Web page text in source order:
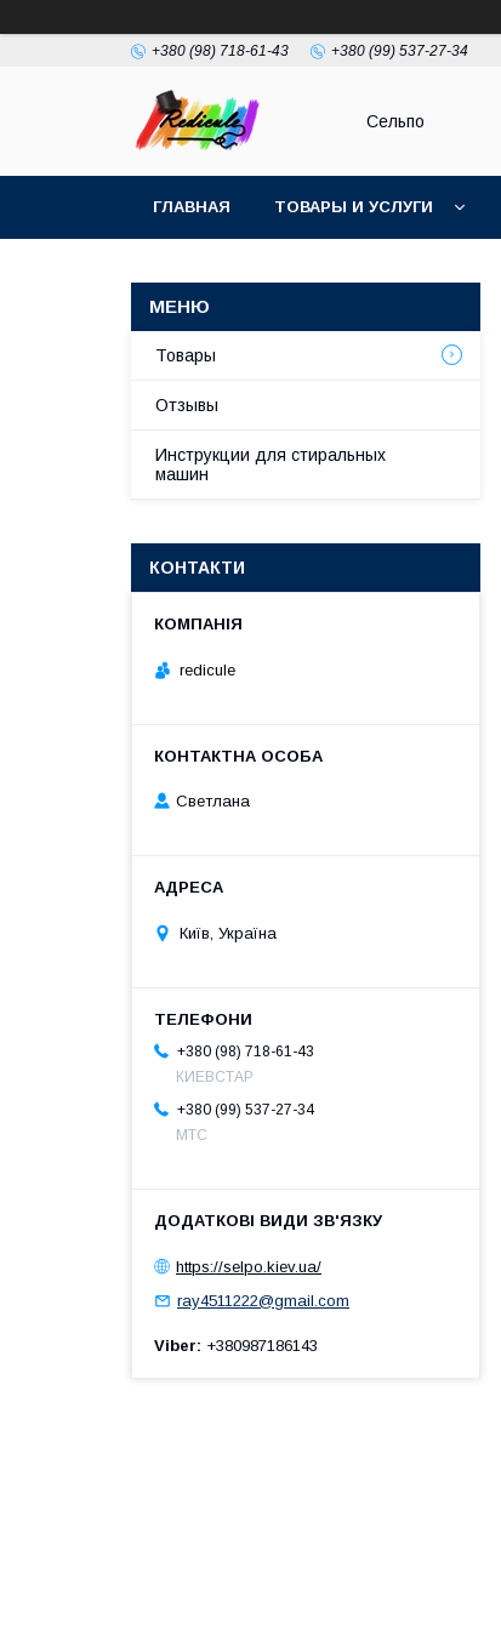
+380 (98) 718-61-43 +380 (99) 537-27-34
Сельпо
ГЛАВНАЯ ТОВАРЫ И УСЛУГИ
Товары
Отзывы
Инструкции для стиральных
машин
КОНТАКТИ
redicule
Светлана
Київ, Україна
+380 (98) 718-61-43
КИЕВСТАР
+380 (99) 537-27-34
МТС
https://selpo.kiev.ua/
ray4511222@gmail.com
Viber +380987186143